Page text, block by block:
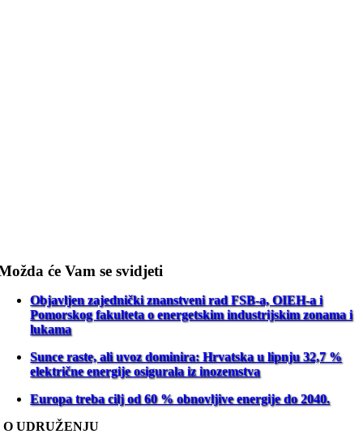
će Vam se svidjeti
Objavljen zajednički znanstveni rad FSB-a, OIEH-a i
Pomorskog fakulteta o energetskim industrijskim zonama i
lukama
Sunce raste, ali uvoz dominira: Hrvatska u lipnju 32,7 %
električne energije osigurala iz inozemstva
Europa treba cilj od 60 % obnovljive energije do 2040.
O UDRUŽENJU